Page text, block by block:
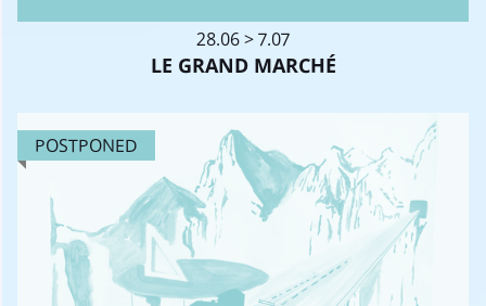
28.06 > 7.07
LE GRAND MARCHÉ
POSTPONED